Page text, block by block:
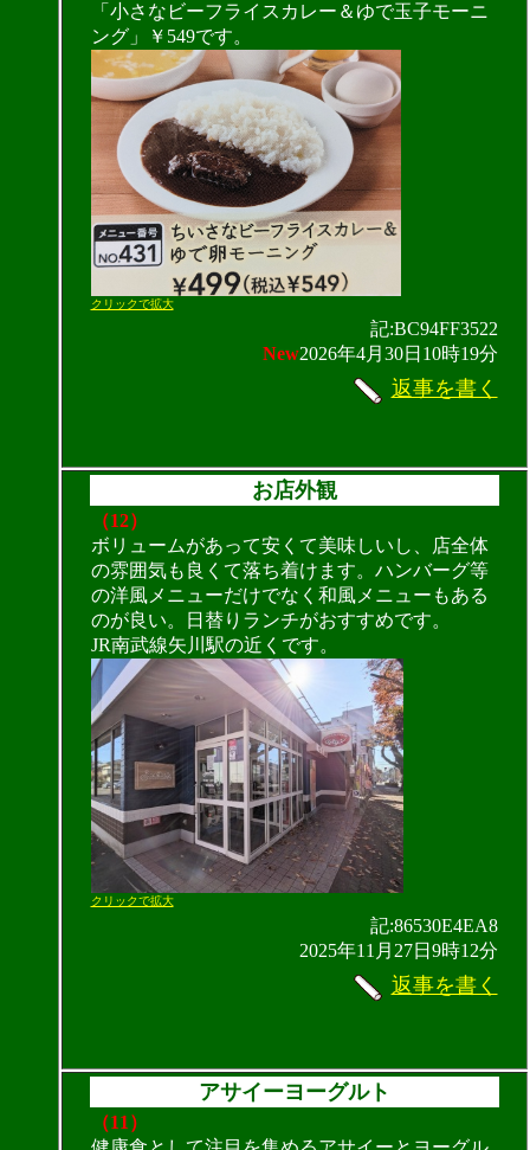
「小さなビーフライスカレー＆ゆで玉子モーニ
ング」￥549です。
クリックで拡大
記:BC94FF3522
New2026年4月30日10時19分
返事を書く
お店外観
（12）
ボリュームがあって安くて美味しいし、店全体
の雰囲気も良くて落ち着けます。ハンバーグ等
の洋風メニューだけでなく和風メニューもある
のが良い。日替りランチがおすすめです。
JR南武線矢川駅の近くです。
クリックで拡大
記:86530E4EA8
2025年11月27日9時12分
返事を書く
アサイーヨーグルト
（11）